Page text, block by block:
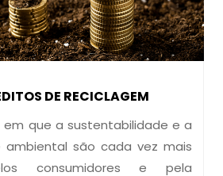
DE RECICLAGEM
em que a sustentabilidade e a
ambiental são cada vez mais
consumidores e pela